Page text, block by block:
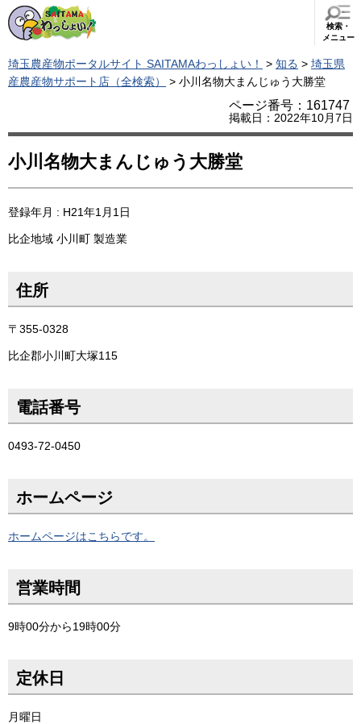
検索・
メニュー
埼玉農産物ポータルサイト SAITAMAわっしょい！ > 知る > 埼玉県
産農産物サポート店（全検索）
> 小川名物大まんじゅう大勝堂
ページ番号：161747
掲載日：2022年10月7日
小川名物大まんじゅう大勝堂
登録年月 : H21年1月1日
比企地域 小川町 製造業
住所
〒355-0328
比企郡小川町大塚115
電話番号
0493-72-0450
ホームページ
ホームページはこちらです。
営業時間
9時00分から19時00分
定休日
月曜日